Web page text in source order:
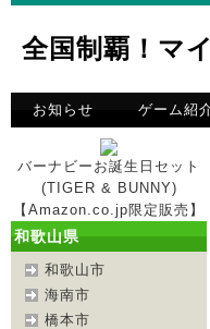
全国制覇！マ
お知らせ ゲーム紹
バーナビーお誕生日セット
(TIGER & BUNNY)
【Amazon.co.jp限定販売】
和歌山県
和歌山市
海南市
橋本市